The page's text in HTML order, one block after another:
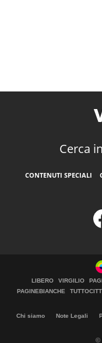
Cerca
CONTENUTI SPECIALI
LIBERO VIRGILIO
PAGINEBIANCHE
Chi siamo Note Legali
©